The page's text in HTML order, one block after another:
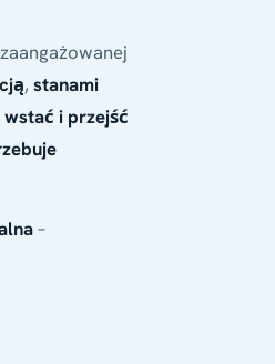
,stanami
i przejść
–